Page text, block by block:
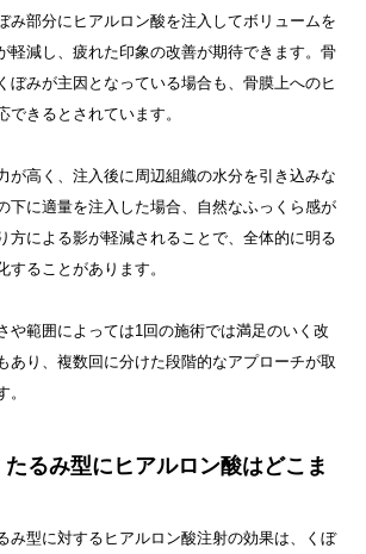
み部分にヒアルロン酸を注入してボリュームを
軽減し、疲れた印象の改善が期待できます。骨
ぼみが主因となっている場合も、骨膜上へのヒ
できるとされています。
が高く、注入後に周辺組織の水分を引き込みな
下に適量を注入した場合、自然なふっくら感が
方による影が軽減されることで、全体的に明る
することがあります。
や範囲によっては1回の施術では満足のいく改
あり、複数回に分けた段階的なアプローチが取
。
るみ型にヒアルロン酸はどこま
み型に対するヒアルロン酸注射の効果は、くぼ